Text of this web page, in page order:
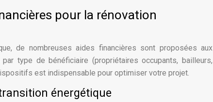
pour la rénovation
de nombreuses aides financières sont proposées aux
type de bénéficiaire (propriétaires occupants, bailleurs,
est indispensable pour optimiser votre projet.
énergétique